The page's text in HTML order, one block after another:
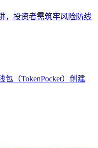
，投资者需筑牢风险防线
（TokenPocket）创建